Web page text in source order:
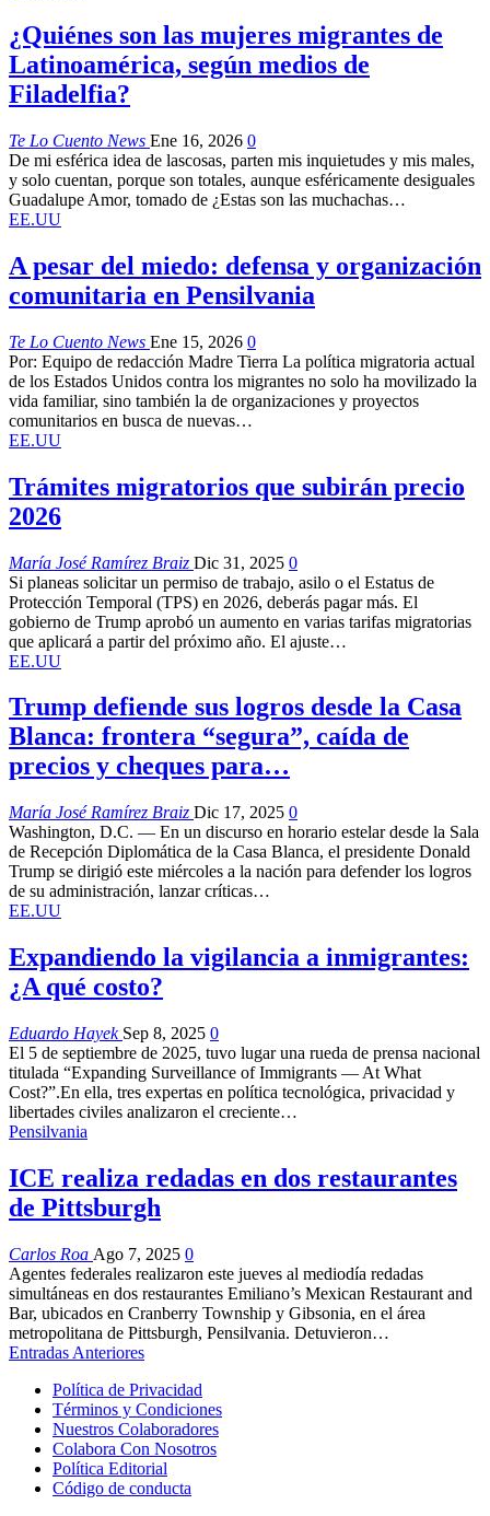
¿Quiénes son las mujeres migrantes de
Latinoamérica, según medios de
Filadelfia?
Te Lo Cuento News Ene 16, 2026 0
De mi esférica idea de lascosas, parten mis inquietudes y mis males,
y solo cuentan, porque son totales, aunque esféricamente desiguales
Guadalupe Amor, tomado de ¿Estas son las muchachas…
EE.UU
A pesar del miedo: defensa y organización
comunitaria en Pensilvania
Te Lo Cuento News Ene 15, 2026 0
Por: Equipo de redacción Madre Tierra La política migratoria actual
de los Estados Unidos contra los migrantes no solo ha movilizado la
vida familiar, sino también la de organizaciones y proyectos
comunitarios en busca de nuevas…
EE.UU
Trámites migratorios que subirán precio
2026
María José Ramírez Braiz Dic 31, 2025 0
Si planeas solicitar un permiso de trabajo, asilo o el Estatus de
Protección Temporal (TPS) en 2026, deberás pagar más. El
gobierno de Trump aprobó un aumento en varias tarifas migratorias
que aplicará a partir del próximo año. El ajuste…
EE.UU
Trump defiende sus logros desde la Casa
Blanca: frontera “segura”, caída de
precios y cheques para…
María José Ramírez Braiz Dic 17, 2025 0
Washington, D.C. — En un discurso en horario estelar desde la Sala
de Recepción Diplomática de la Casa Blanca, el presidente Donald
Trump se dirigió este miércoles a la nación para defender los logros
de su administración, lanzar críticas…
EE.UU
Expandiendo la vigilancia a inmigrantes:
¿A qué costo?
Eduardo Hayek Sep 8, 2025 0
El 5 de septiembre de 2025, tuvo lugar una rueda de prensa nacional
titulada “Expanding Surveillance of Immigrants — At What
Cost?”.En ella, tres expertas en política tecnológica, privacidad y
libertades civiles analizaron el creciente…
Pensilvania
ICE realiza redadas en dos restaurantes
de Pittsburgh
Carlos Roa Ago 7, 2025 0
Agentes federales realizaron este jueves al mediodía redadas
simultáneas en dos restaurantes Emiliano’s Mexican Restaurant and
Bar, ubicados en Cranberry Township y Gibsonia, en el área
metropolitana de Pittsburgh, Pensilvania. Detuvieron…
Entradas Anteriores
Política de Privacidad
Términos y Condiciones
Nuestros Colaboradores
Colabora Con Nosotros
Política Editorial
Código de conducta